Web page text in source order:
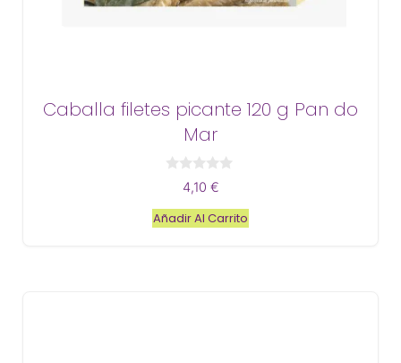
Caballa filetes picante 120 g Pan do
Mar
e
5
4,10 €
Añadir Al Carrito